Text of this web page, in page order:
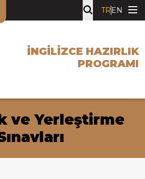
TR EN
İNGILIZCE HAZIRLIK
PROGRAMI
ve Yerleştirme